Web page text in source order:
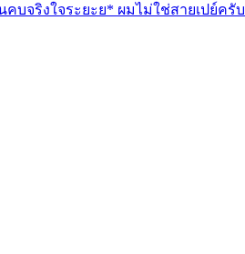
บจริงใจระยะย* ผมไม่ใช่สายเปย์ครับ